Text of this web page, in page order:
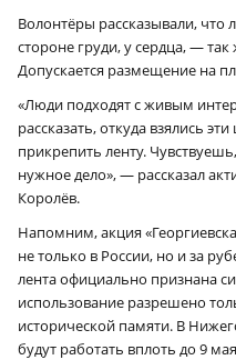
Волонтёры рассказывали, что
стороне груди, у сердца, —
Допускается размещение на
«Люди подходят с живым
рассказать, откуда взялись
прикрепить ленту.
нужное дело», — рассказал
Королёв.
Напомним, акция
не только в России, но и за
лента официально признана
использование разрешено
исторической памяти. В
будут работать вплоть до 9